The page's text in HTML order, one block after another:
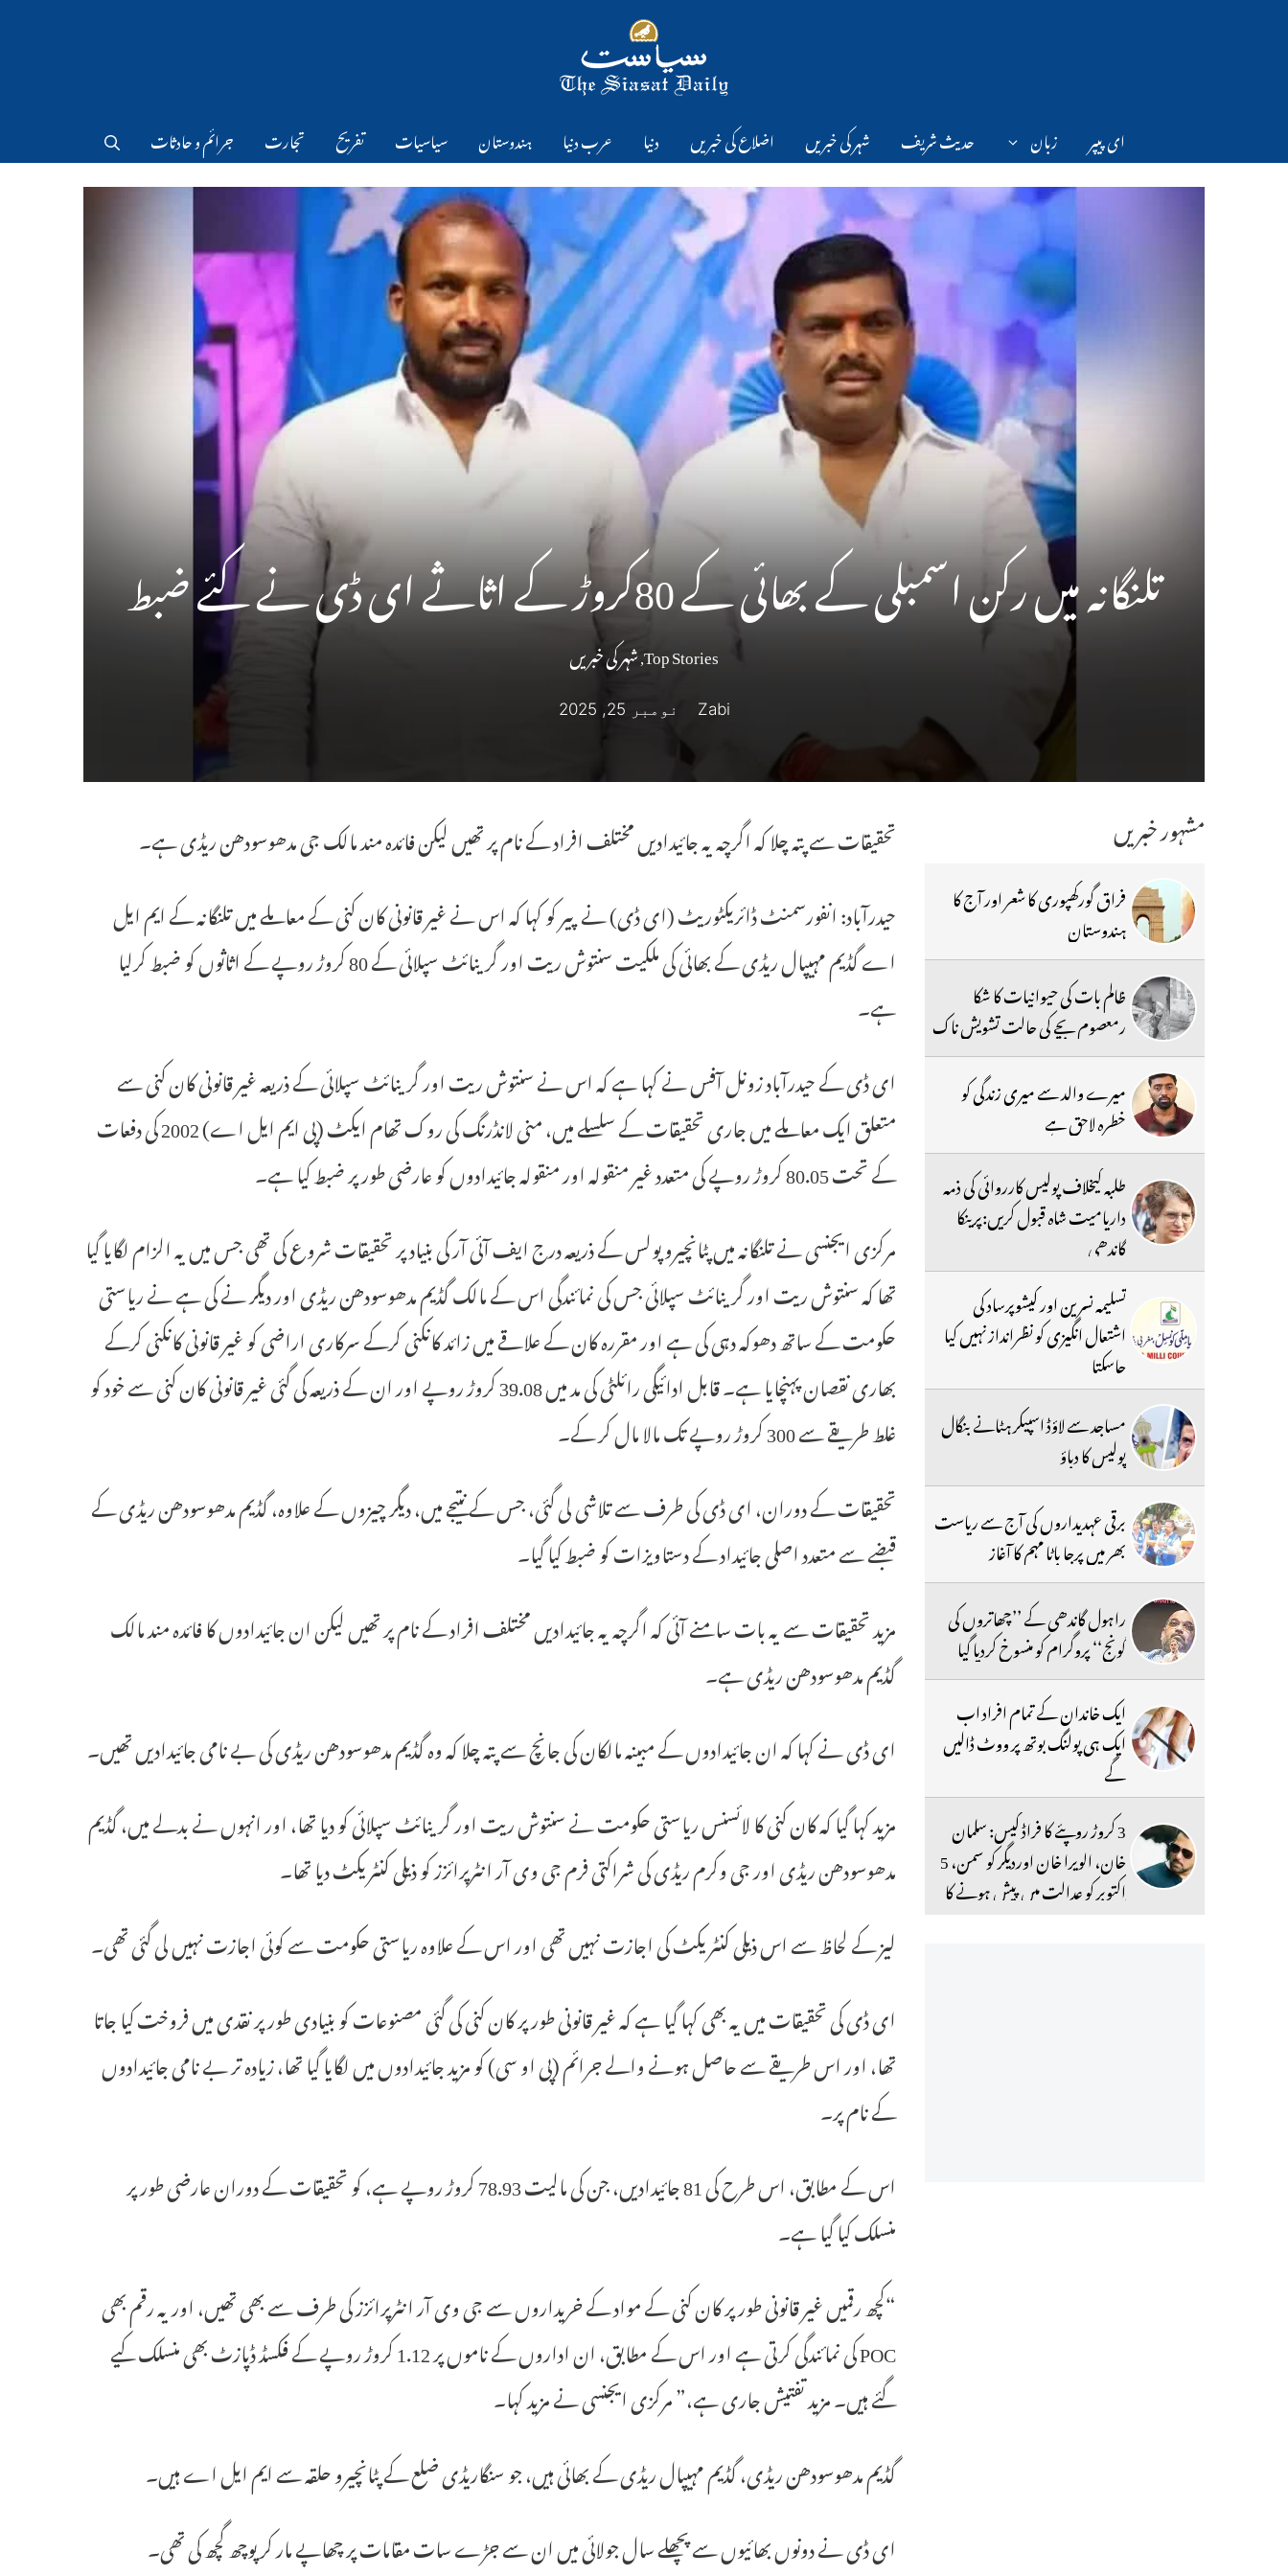
ای پیپر زبان حدیث شریف شہر کی خبریں اضلاع کی خبریں دنیا عرب دنیا ہندوستان سیاسیات تفریح تجارت جرائم و حادثات
تلنگانہ میں رکن اسمبلی کے بھائی کے 80کروڑ کے اثاثے ای ڈی نے کئے ضبط
Top Stories
,شہر کی خبریں
Zabi نومبر 25, 2025
تحقیقات سے پتہ چلا کہ اگرچہ یہ جائیدادیں مختلف افراد کے نام پر تھیں لیکن فائدہ مند مالک جی مدھوسودھن ریڈی ہے۔
حیدرآباد: انفورسمنٹ ڈائریکٹوریٹ (ای ڈی) نے پیر کو کہا کہ اس نے غیر قانونی کان کنی کے معاملے میں تلنگانہ کے ایم ایل
اے گڈیم مہیپال ریڈی کے بھائی کی ملکیت سنتوش ریت اور گرینائٹ سپلائی کے 80 کروڑ روپے کے اثاثوں کو ضبط کرلیا
ہے۔
ای ڈی کے حیدرآباد زونل آفس نے کہا ہے کہ اس نے سنتوش ریت اور گرینائٹ سپلائی کے ذریعہ غیر قانونی کان کنی سے
متعلق ایک معاملے میں جاری تحقیقات کے سلسلے میں، منی لانڈرنگ کی روک تھام ایکٹ (پی ایم ایل اے) 2002 کی دفعات
کے تحت 80.05 کروڑ روپے کی متعدد غیر منقولہ اور منقولہ جائیدادوں کو عارضی طور پر ضبط کیا ہے۔
مرکزی ایجنسی نے تلنگانہ میں پٹانچیرو پولس کے ذریعہ درج ایف آئی آر کی بنیاد پر تحقیقات شروع کی تھی جس میں یہ الزام لگایا گیا
تھا کہ سنتوش ریت اور گرینائٹ سپلائی جس کی نمائندگی اس کے مالک گڈیم مدھوسودھن ریڈی اور دیگر نے کی ہے نے ریاستی
حکومت کے ساتھ دھوکہ دہی کی ہے اور مقررہ کان کے علاقے میں زائد کانکنی کرکے سرکاری اراضی کو غیر قانونی کانکنی کرکے
بھاری نقصان پہنچایا ہے۔ قابل ادائیگی رائلٹی کی مد میں 39.08 کروڑ روپے اور ان کے ذریعہ کی گئی غیر قانونی کان کنی سے خود کو
غلط طریقے سے 300 کروڑ روپے تک مالا مال کر کے۔
تحقیقات کے دوران، ای ڈی کی طرف سے تلاشی لی گئی، جس کے نتیجے میں، دیگر چیزوں کے علاوہ، گڈیم مدھوسودھن ریڈی کے
قبضے سے متعدد اصلی جائیداد کے دستاویزات کو ضبط کیا گیا۔
مزید تحقیقات سے یہ بات سامنے آئی کہ اگرچہ یہ جائیدادیں مختلف افراد کے نام پر تھیں لیکن ان جائیدادوں کا فائدہ مند مالک
گڈیم مدھوسودھن ریڈی ہے۔
ای ڈی نے کہا کہ ان جائیدادوں کے مبینہ مالکان کی جانچ سے پتہ چلا کہ وہ گڈیم مدھوسودھن ریڈی کی بے نامی جائیدادیں تھیں۔
مزید کہا گیا کہ کان کنی کا لائسنس ریاستی حکومت نے سنتوش ریت اور گرینائٹ سپلائی کو دیا تھا، اور انہوں نے بدلے میں، گڈیم
مدھوسودھن ریڈی اور جی وکرم ریڈی کی شراکتی فرم جی وی آر انٹرپرائزز کو ذیلی کنٹریکٹ دیا تھا۔
لیز کے لحاظ سے اس ذیلی کنٹریکٹ کی اجازت نہیں تھی اور اس کے علاوہ ریاستی حکومت سے کوئی اجازت نہیں لی گئی تھی۔
ای ڈی کی تحقیقات میں یہ بھی کہا گیا ہے کہ غیر قانونی طور پر کان کنی کی گئی مصنوعات کو بنیادی طور پر نقدی میں فروخت کیا جاتا
تھا، اور اس طریقے سے حاصل ہونے والے جرائم (پی او سی) کو مزید جائیدادوں میں لگایا گیا تھا، زیادہ تر بے نامی جائیدادوں
کے نام پر۔
اس کے مطابق، اس طرح کی 81 جائیدادیں، جن کی مالیت 78.93 کروڑ روپے ہے، کو تحقیقات کے دوران عارضی طور پر
منسلک کیا گیا ہے۔
“کچھ رقمیں غیر قانونی طور پر کان کنی کے مواد کے خریداروں سے جی وی آر انٹرپرائزز کی طرف سے بھی تھیں، اور یہ رقم بھی
POC کی نمائندگی کرتی ہے اور اس کے مطابق، ان اداروں کے ناموں پر 1.12 کروڑ روپے کے فکسڈ ڈپازٹ بھی منسلک کیے
گئے ہیں۔ مزید تفتیش جاری ہے،” مرکزی ایجنسی نے مزید کہا۔
گڈیم مدھوسودھن ریڈی، گڈیم مہیپال ریڈی کے بھائی ہیں، جو سنگاریڈی ضلع کے پٹانچیرو حلقہ سے ایم ایل اے ہیں۔
ای ڈی نے دونوں بھائیوں سے پچھلے سال جولائی میں ان سے جڑے سات مقامات پر چھاپے مار کر پوچھ گچھ کی تھی۔
مشہور خبریں
فراق گورکھپوری کا شعر اور آج کا
ہندوستان
ظالم بات کی حیوانیات کا شکا
رمعصوم بچے کی حالت تشویش ناک
میرے والد سے میری زندگی کو
خطرہ لاحق ہے
طلبہ کیخلاف پولیس کارروائی کی ذمہ
داریامیت شاہ قبول کریں:پرینکا
گاندھی
تسلیمہ نسرین اور کیشوپرساد کی
اشتعال انگیزی کو نظرانداز نہیں کیا
جاسکتا
مساجد سے لاؤڈ اسپیکر ہٹانے بنگال
پولیس کا دباؤ
برقی عہدیداروں کی آج سے ریاست
بھر میں پرجا باٹا مہم کا آغاز
راہول گاندھی کے ’’چھاتروں کی
گونج‘‘ پروگرام کو منسوخ کردیا گیا
ایک خاندان کے تمام افراد اب
ایک ہی پولنگ بوتھ پر ووٹ ڈالیں
گے
3 کروڑ روپئے کا فراڈ کیس: سلمان
خان، الویرا خان اوردیگر کو سمن، 5
اکتوبر کو عدالت میں پیش ہونے کا